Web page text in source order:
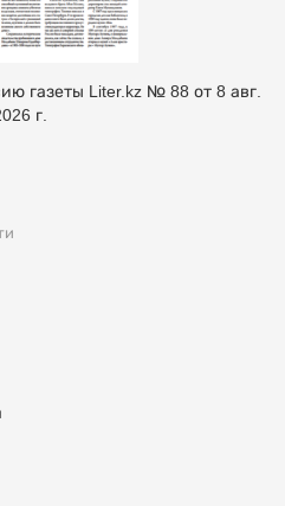
газеты Liter.kz № 88 от 8 авг.
г.